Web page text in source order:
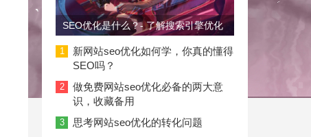
SEO优化是什么？- 了解搜索引擎优化
1
新网站seo优化如何学，你真的懂得
SEO吗？
2
做免费网站seo优化必备的两大意
识，收藏备用
3 思考网站seo优化的转化问题